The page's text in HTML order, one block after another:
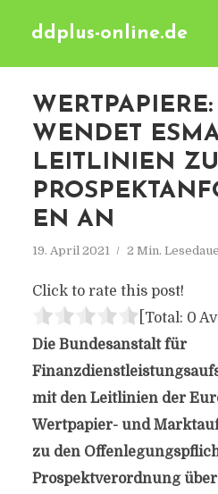
ddplus-online.de
WENDET
LEITLINIEN ZU
EN AN
19. April 2021 2 Min.
Click to rate this post!
[Total: 0
Die Bundesanstalt für
mit den Leitlinien der
Wertpapier- und
zu den
Prospektverordnung